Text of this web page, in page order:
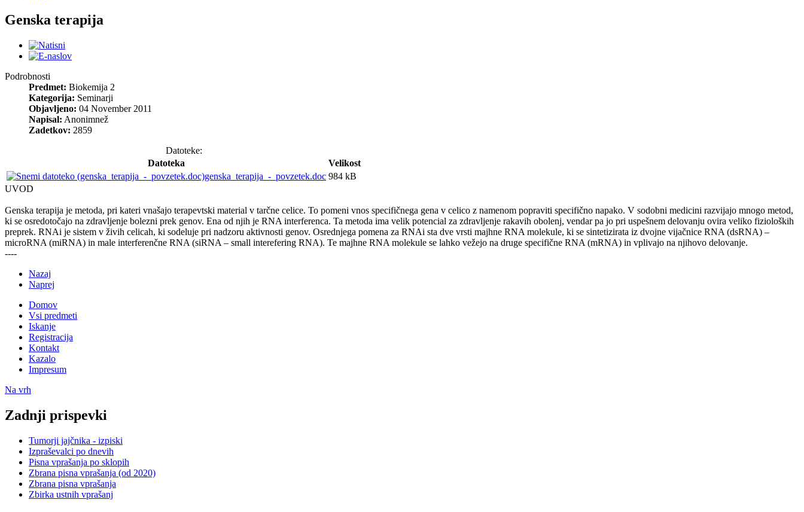
Genska terapija
Podrobnosti
Predmet: Biokemija 2
Kategorija: Seminarji
Objavljeno: 04 November 2011
Napisal: Anonimnež
Zadetkov: 2859
Datoteke:
Datoteka
Velikost
genska_terapija_-_povzetek.doc 984 kB
UVOD
Genska terapija je metoda, pri kateri vnašajo terapevtski material v tarčne celice. To pomeni vnos specifičnega gena v celico z namenom popraviti specifično napako. V sodobni medicini razvijajo mnogo metod,
ki se osredotočajo na zdravljenje bolezni prek genov. Ena od njih je RNA interferenca. Ta metoda ima velik potencial za zdravljenje rakavih obolenj, vendar pa jo pri uspešnem delovanju ovira veliko fizioloških
preprek. RNAi je sistem v živih celicah, ki sodeluje pri nadzoru aktivnosti genov. Osrednjega pomena za RNAi sta dve vrsti majhne RNA molekule, ki se sintetizirata iz dvojne vijačnice RNA (dsRNA) –
microRNA (miRNA) in male interferenčne RNA (siRNA – small interefering RNA). Te majhne RNA molekule se lahko vežejo na druge specifične RNA (mRNA) in vplivajo na njihovo delovanje.
----
Nazaj
Naprej
Domov
Vsi predmeti
Iskanje
Registracija
Kontakt
Kazalo
Impresum
Na vrh
Zadnji prispevki
Tumorji jajčnika - izpiski
Izpraševalci po dnevih
Pisna vprašanja po sklopih
Zbrana pisna vprašanja (od 2020)
Zbrana pisna vprašanja
Zbirka ustnih vprašanj